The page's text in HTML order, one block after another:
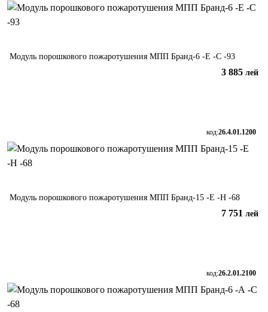
Модуль порошкового пожаротушения МПП Бранд-6 -Е -С -93
3 885 лей
код:26.4.01.1200
Модуль порошкового пожаротушения МПП Бранд-15 -Е -Н -68
7 751 лей
код:26.2.01.2100